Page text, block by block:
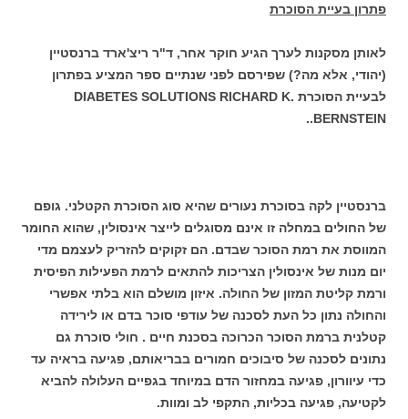
פתרון בעיית הסוכרת
לאותן מסקנות לערך הגיע חוקר אחר, ד"ר ריצ'ארד ברנסטיין
(יהודי, אלא מה?) שפירסם לפני שנתיים ספר המציע בפתרון
לבעיית הסוכרת DIABETES SOLUTIONS RICHARD K.
.BERNSTEIN.
ברנסטיין לקה בסוכרת נעורים שהיא סוג הסוכרת הקטלני. גופם
של החולים במחלה זו אינם מסוגלים לייצר אינסולין, שהוא החומר
המווסת את רמת הסוכר שבדם. הם זקוקים להזריק לעצמם מדי
יום מנות של אינסולין הצריכות להתאים לרמת הפעילות הפיסית
ורמת קליטת המזון של החולה. איזון מושלם הוא בלתי אפשרי
והחולה נתון כל העת לסכנה של עודפי סוכר בדם או לירידה
קטלנית ברמת הסוכר הכרוכה בסכנת חיים . חולי סוכרת גם
נתונים לסכנה של סיבוכים חמורים בבריאותם, פגיעה בראיה עד
כדי עיוורון, פגיעה במחזור הדם במיוחד בגפיים העלולה להביא
לקטיעה, פגיעה בכליות, התקפי לב ומוות.